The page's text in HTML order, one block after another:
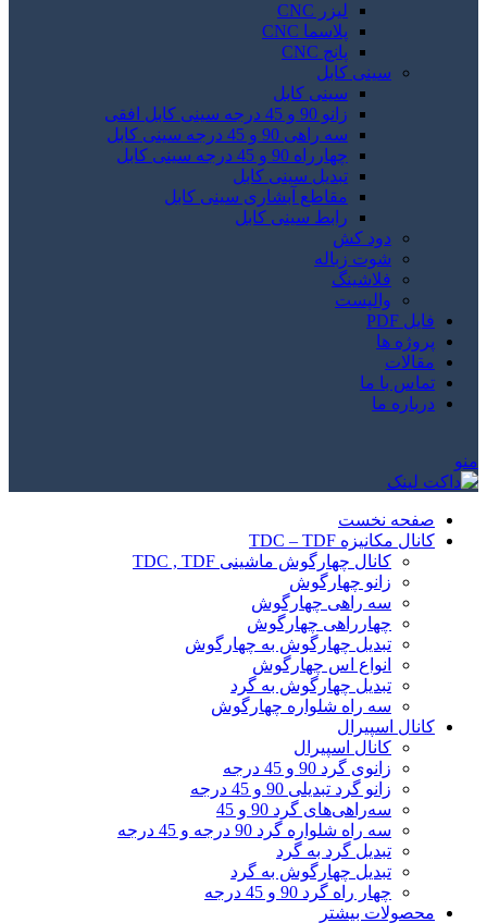
لیزر CNC
پلاسما CNC
پانچ CNC
سینی کابل
سینی کابل
زانو 90 و 45 درجه سینی کابل افقی
سه راهی 90 و 45 درجه سینی کابل
چهارراه 90 و 45 درجه سینی کابل
تبدیل سینی کابل
مقاطع آبشاری سینی کابل
رابط سینی کابل
دود کش
شوت زباله
فلاشینگ
والپست
فایل PDF
پروژه ها
مقالات
تماس با ما
درباره ما
منو
صفحه نخست
کانال مکانیزه TDC – TDF
کانال چهارگوش ماشینی TDC , TDF
زانو چهارگوش
سه راهی چهارگوش
چهارراهی چهارگوش
تبدیل چهارگوش به چهارگوش
انواع اس چهارگوش
تبدیل چهارگوش به گرد
سه راه شلواره چهارگوش
کانال اسپیرال
کانال اسپیرال
زانوی گرد 90 و 45 درجه
زانو گرد تبدیلی 90 و 45 درجه
سه‌راهی‌های گرد 90 و 45
سه راه شلواره گرد 90 درجه و 45 درجه
تبدیل گرد به گرد
تبدیل چهارگوش به گرد
چهار راه گرد 90 و 45 درجه
محصولات بیشتر